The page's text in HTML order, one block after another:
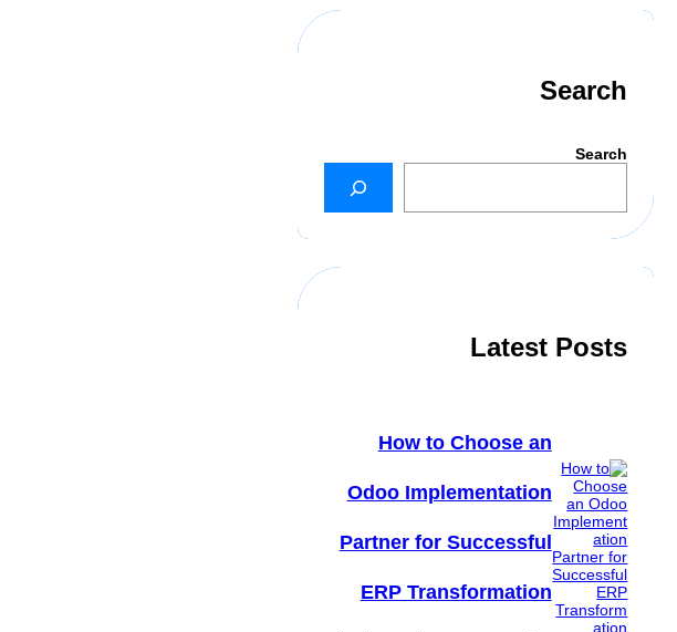
Search
Search
Latest Posts
How to Choose an
Odoo Implementation
Partner for Successful
ERP Transformation